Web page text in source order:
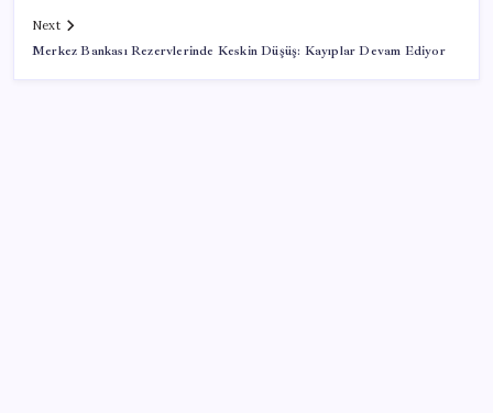
Next
Merkez Bankası Rezervlerinde Keskin Düşüş: Kayıplar Devam Ediyor